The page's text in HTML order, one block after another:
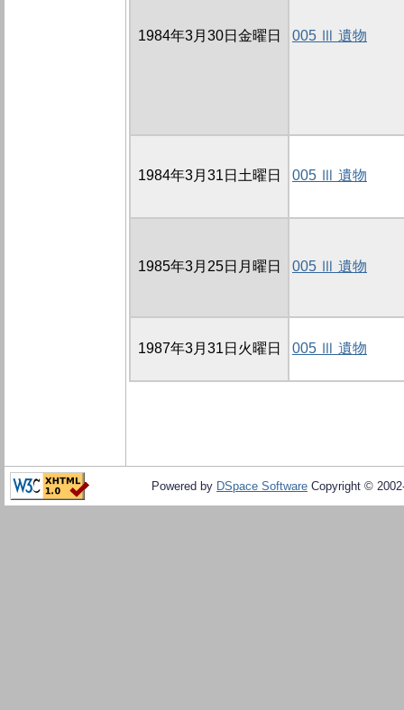
1984年3月30日金曜日 005 Ⅲ 遺物
1984年3月31日土曜日 005 Ⅲ 遺物
1985年3月25日月曜日 005 Ⅲ 遺物
1987年3月31日火曜日 005 Ⅲ 遺物
Powered by DSpace Software Copyright ©